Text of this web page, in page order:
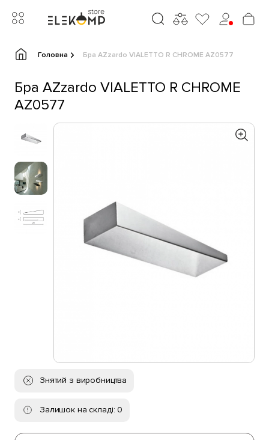
Головна Бра AZzardo VIALETTO R CHROME AZ0577
Бра AZzardo VIALETTO R CHROME
AZ0577
Знятий з виробництва
Залишок на складі: 0